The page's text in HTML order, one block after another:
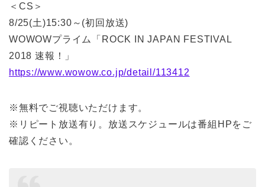
＜CS＞
8/25(土)15:30～(初回放送)
WOWOWプライム「ROCK IN JAPAN FESTIVAL
2018 速報！」
https://www.wowow.co.jp/detail/113412
※無料でご視聴いただけます。
※リピート放送有り。放送スケジュールは番組HPをご
確認ください。